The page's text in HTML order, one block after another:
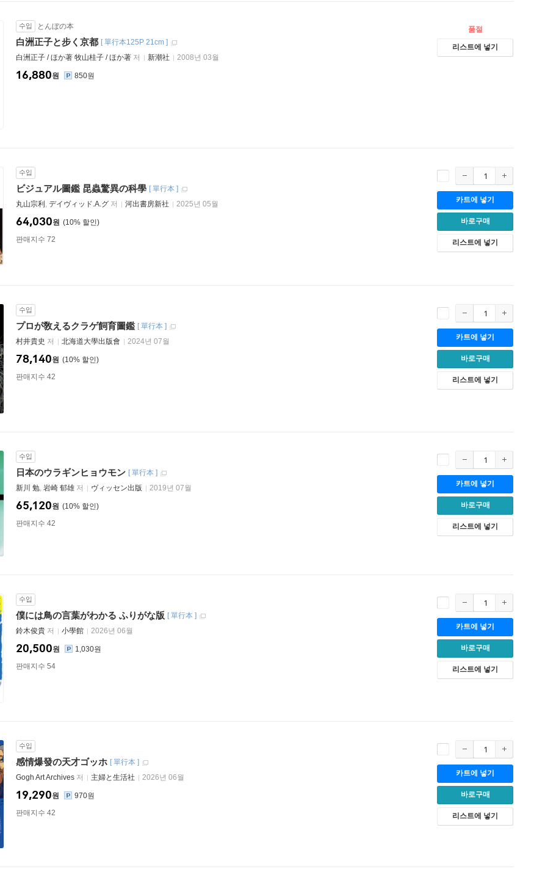
수입 とんぼの本
白洲正子と步く京都 [單行本125P 21cm ]
白洲正子 / ほか著 牧山桂子 / ほか著 저 新潮社 2008년 03월
16,880원 850원
품절
리스트에 넣기
수입
ビジュアル圖鑑 昆蟲驚異の科學 [單行本 ]
丸山宗利 , デイヴィッド.A.グ 저 河出書房新社 2025년 05월
10%
64,030원
판매지수 72
카트에 넣기
바로구매
리스트에 넣기
수입
プロが敎えるクラゲ飼育圖鑑 [單行本 ]
村井貴史 저 北海道大學出版會 2024년 07월
10%
78,140원
판매지수 42
카트에 넣기
바로구매
리스트에 넣기
수입
日本のウラギンヒョウモン [單行本 ]
新川 勉, 岩崎 郁雄 저 ヴィッセン出版 2019년 07월
10%
65,120원
판매지수 42
카트에 넣기
바로구매
리스트에 넣기
수입
僕には鳥の言葉がわかる ふりがな版 [單行本 ]
鈴木俊貴 저 小學館 2026년 06월
20,500원
1,030원
판매지수 54
카트에 넣기
바로구매
리스트에 넣기
수입
感情爆發の天才ゴッホ [單行本 ]
Gogh Art Archives 저 主婦と生活社 2026년 06월
19,290원
970원
판매지수 42
카트에 넣기
바로구매
리스트에 넣기